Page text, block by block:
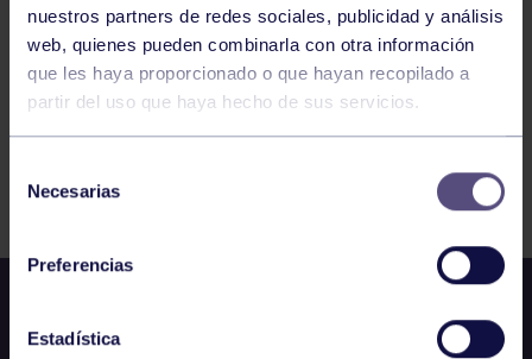
nuestros partners de redes sociales, publicidad y análisis
web, quienes pueden combinarla con otra información
que les haya proporcionado o que hayan recopilado a
partir del uso que haya hecho de sus servicios.
Necesarias
Preferencias
Estadística
FILTRAR